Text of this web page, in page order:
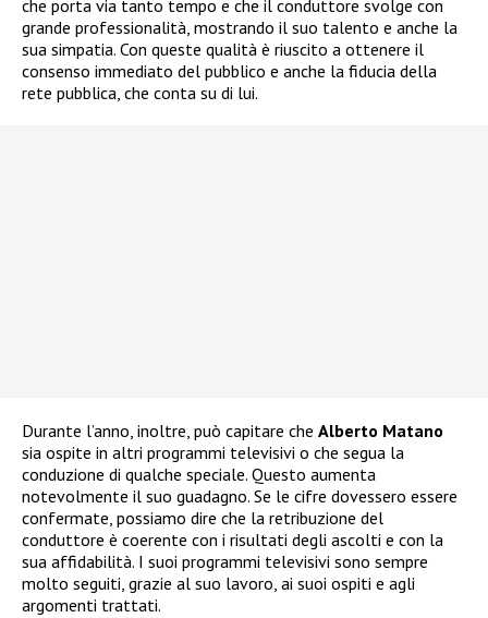
che porta via tanto tempo e che il conduttore svolge con
grande professionalità, mostrando il suo talento e anche la
sua simpatia. Con queste qualità è riuscito a ottenere il
consenso immediato del pubblico e anche la fiducia della
rete pubblica, che conta su di lui.
Durante l’anno, inoltre, può capitare che Alberto Matano
sia ospite in altri programmi televisivi o che segua la
conduzione di qualche speciale. Questo aumenta
notevolmente il suo guadagno. Se le cifre dovessero essere
confermate, possiamo dire che la retribuzione del
conduttore è coerente con i risultati degli ascolti e con la
sua affidabilità. I suoi programmi televisivi sono sempre
molto seguiti, grazie al suo lavoro, ai suoi ospiti e agli
argomenti trattati.